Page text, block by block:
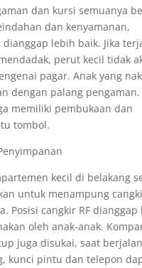
dan kursi semuanya
dan kenyamanan,
dianggap lebih baik. Jika
perut kecil tidak
pagar. Anak yang
dengan palang pengaman.
memiliki pembukaan dan
tombol.
kecil di belakang
untuk menampung
Posisi cangkir RF dianggap
oleh anak-anak.
juga disukai, saat
kunci pintu dan telepon